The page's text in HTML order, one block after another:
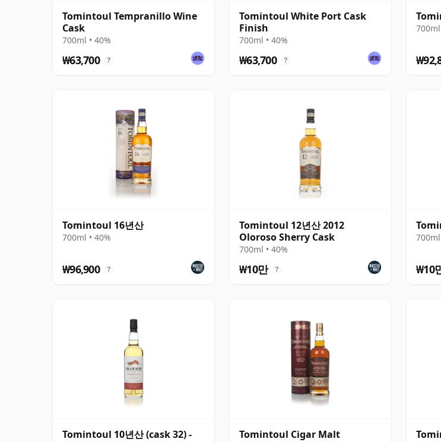
Tomintoul Tempranillo Wine
Cask
700ml • 40%
₩63,700 ?
Tomintoul White Port Cask
Finish
700ml • 40%
₩63,700 ?
700ml
Tomintoul 16년산
700ml • 40%
₩96,900 ?
Tomintoul 12년산 2012
Oloroso Sherry Cask
700ml • 40%
₩10만 ?
700ml
₩10
Tomintoul 10년산 (cask 32) -
Tomintoul Cigar Malt